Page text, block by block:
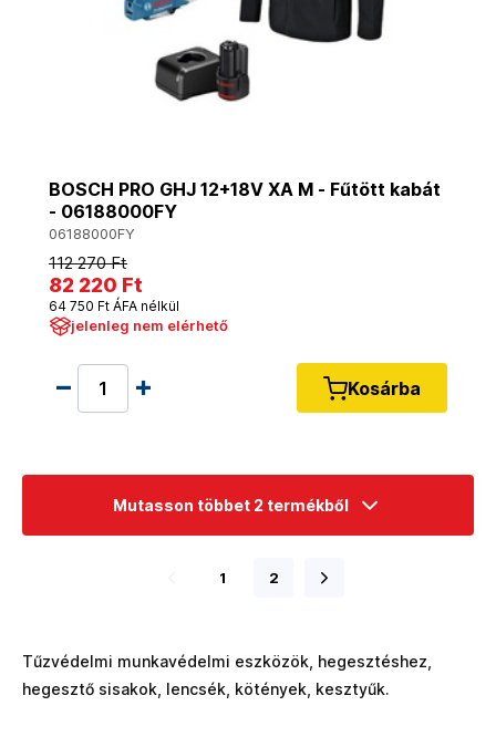
BOSCH PRO GHJ 12+18V XA M - Fűtött kabát
- 06188000FY
06188000FY
112 270 Ft
82 220 Ft
64 750 Ft ÁFA nélkül
jelenleg nem elérhető
Kosárba
Mutasson többet 2 termékből
1 2
Tűzvédelmi munkavédelmi eszközök, hegesztéshez,
hegesztő sisakok, lencsék, kötények, kesztyűk.